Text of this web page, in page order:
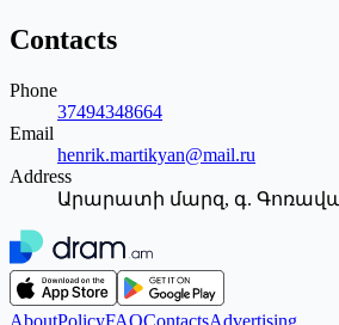
Contacts
Phone
37494348664
Email
henrik.martikyan@mail.ru
Address
Արարատի մարզ, գ.
AboutPolicyFAQContactsAdvertising